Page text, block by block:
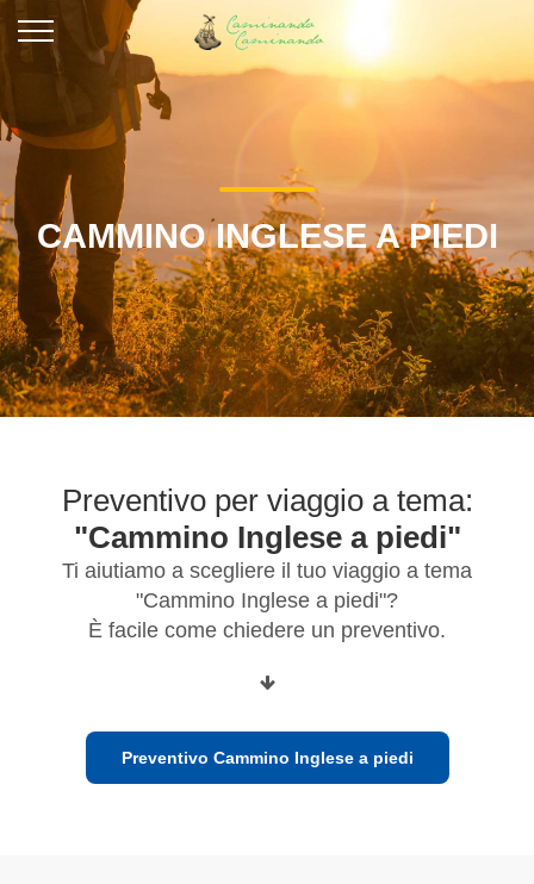
CAMMINO INGLESE A PIEDI
Preventivo per viaggio a tema:
"Cammino Inglese a piedi"
Ti aiutiamo a scegliere il tuo viaggio a tema
"Cammino Inglese a piedi"?
È facile come chiedere un preventivo.
Preventivo Cammino Inglese a piedi